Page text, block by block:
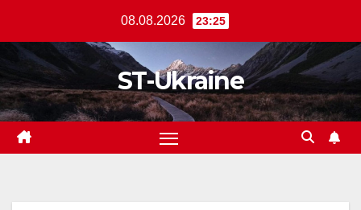
содержанию
08.08.2026 23:25
ST-Ukraine